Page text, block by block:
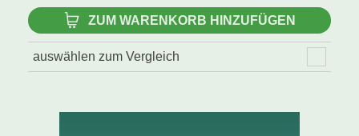
ZUM WARENKORB HINZUFÜGEN
auswählen zum Vergleich